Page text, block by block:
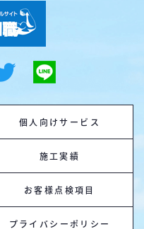
個人向けサービス
施工実績
お客様点検項目
プライバシーポリシー